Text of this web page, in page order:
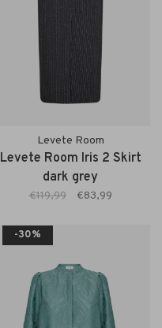
Levete Room
Levete Room Iris 2 Skirt
dark grey
€119,99 €83,99
-30%